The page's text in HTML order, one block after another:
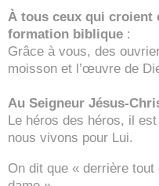
À tous ceux qui croient
formation biblique :
Grâce à vous, des
moisson et l’œuvre de
Au Seigneur Jésus-
Le héros des héros, il
nous vivons pour Lui.
On dit que « derrière